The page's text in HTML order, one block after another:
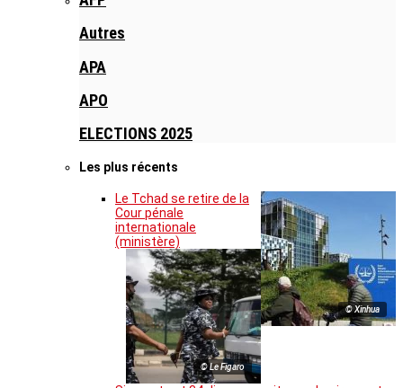
Autres
APA
APO
ELECTIONS 2025
Les plus récents
© Xinhua
Le Tchad se retire de la
Cour pénale
internationale
(ministère)
© Le Figaro